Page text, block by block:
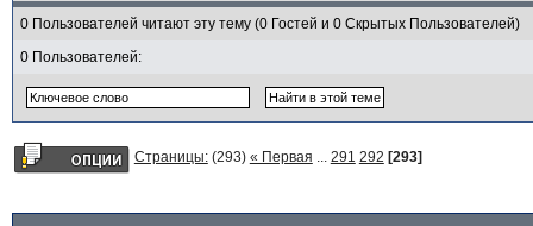
0 Пользователей читают эту тему (0 Гостей и 0 Скрытых Пользователей)
0 Пользователей:
Страницы:(293) « Первая ... 291 292 [293]